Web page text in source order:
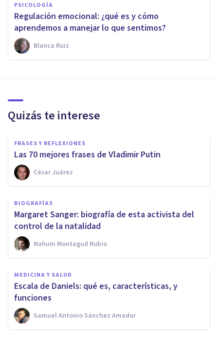
PSICOLOGÍA
Regulación emocional: ¿qué es y cómo
aprendemos a manejar lo que sentimos?
Blanca Ruiz
Quizás te interese
FRASES Y REFLEXIONES
Las 70 mejores frases de Vladimir Putin
César Juárez
BIOGRAFÍAS
Margaret Sanger: biografía de esta activista del
control de la natalidad
Nahum Montagud Rubio
MEDICINA Y SALUD
Escala de Daniels: qué es, características, y
funciones
Samuel Antonio Sánchez Amador